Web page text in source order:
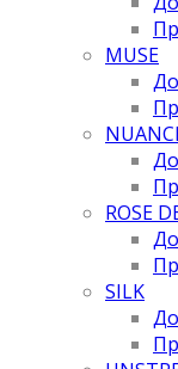
MUSE
ROSE
SILK